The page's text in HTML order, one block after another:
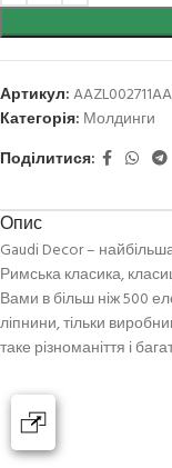
Артикул:
Категорія: Молдинги
Поділитися:
Опис
Gaudi Decor –
Римська класика,
Вами в більш ніж 500
ліпнини, тільки
таке різноманіття і